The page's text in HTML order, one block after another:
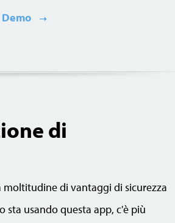
di
di vantaggi di sicurezza
sta usando questa app, c'è più